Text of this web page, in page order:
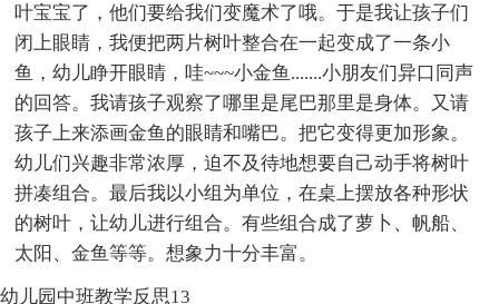
叶宝宝了，他们要给我们变魔术了哦。于是我让孩子们
闭上眼睛，我便把两片树叶整合在一起变成了一条小
鱼，幼儿睁开眼睛，哇~~~小金鱼.......小朋友们异口同声
的回答。我请孩子观察了哪里是尾巴那里是身体。又请
孩子上来添画金鱼的眼睛和嘴巴。把它变得更加形象。
幼儿们兴趣非常浓厚，迫不及待地想要自己动手将树叶
拼凑组合。最后我以小组为单位，在桌上摆放各种形状
的树叶，让幼儿进行组合。有些组合成了萝卜、帆船、
太阳、金鱼等等。想象力十分丰富。
幼儿园中班教学反思13